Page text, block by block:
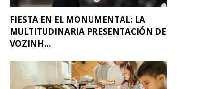
FIESTA EN EL MONUMENTAL: LA
MULTITUDINARIA PRESENTACIÓN DE
VOZINH...